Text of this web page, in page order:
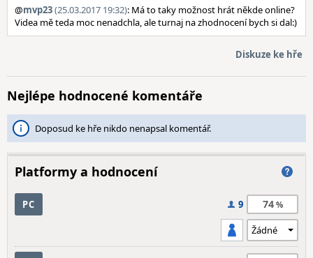
@mvp23(25.03.2017 19:32): Má to taky možnost hrát někde online?
Videa mě teda moc nenadchla, ale turnaj na zhodnocení bych si dal:)
Diskuze ke hře
Nejlépe hodnocené komentáře
Doposud ke hře nikdo nenapsal komentář.
Platformy a hodnocení
PC 9 74